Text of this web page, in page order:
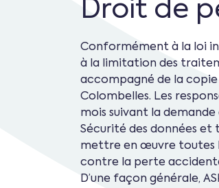
Droit de
Conformément à la loi
à la limitation des
accompagné de la copie
Colombelles. Les
mois suivant la
Sécurité des données et
mettre en œuvre toutes
contre la perte
D’une façon générale,